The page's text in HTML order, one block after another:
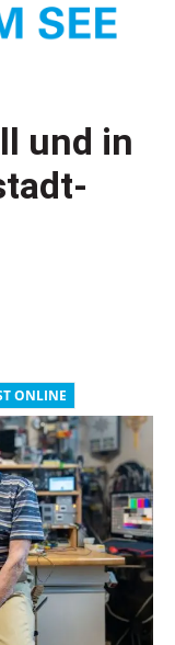
und in
ONLINE